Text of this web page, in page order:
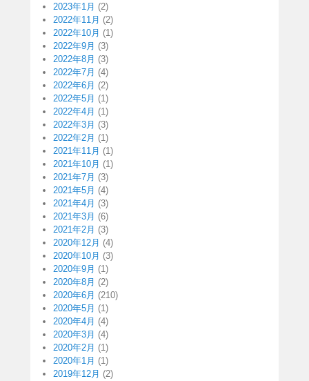
2023年1月 (2)
2022年11月 (2)
2022年10月 (1)
2022年9月 (3)
2022年8月 (3)
2022年7月 (4)
2022年6月 (2)
2022年5月 (1)
2022年4月 (1)
2022年3月 (3)
2022年2月 (1)
2021年11月 (1)
2021年10月 (1)
2021年7月 (3)
2021年5月 (4)
2021年4月 (3)
2021年3月 (6)
2021年2月 (3)
2020年12月 (4)
2020年10月 (3)
2020年9月 (1)
2020年8月 (2)
2020年6月 (210)
2020年5月 (1)
2020年4月 (4)
2020年3月 (4)
2020年2月 (1)
2020年1月 (1)
2019年12月 (2)